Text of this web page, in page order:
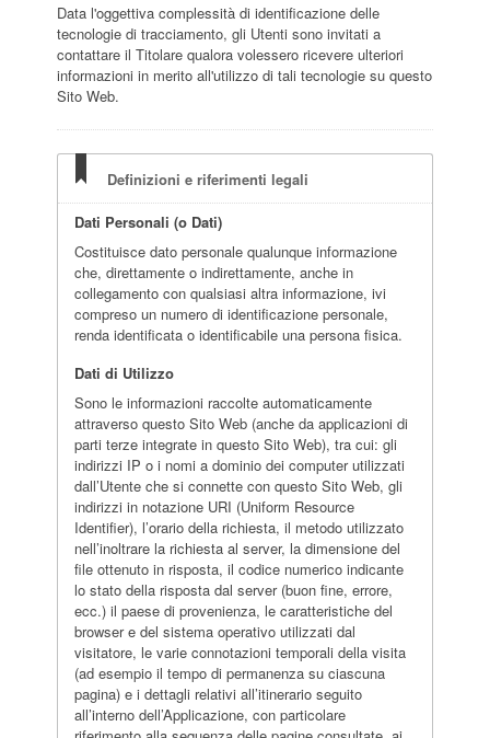
Data l'oggettiva complessità di identificazione delle
tecnologie di tracciamento, gli Utenti sono invitati a
contattare il Titolare qualora volessero ricevere ulteriori
informazioni in merito all'utilizzo di tali tecnologie su questo
Sito Web.
Definizioni e riferimenti legali
Dati Personali (o Dati)
Costituisce dato personale qualunque informazione
che, direttamente o indirettamente, anche in
collegamento con qualsiasi altra informazione, ivi
compreso un numero di identificazione personale,
renda identificata o identificabile una persona fisica.
Dati di Utilizzo
Sono le informazioni raccolte automaticamente
attraverso questo Sito Web (anche da applicazioni di
parti terze integrate in questo Sito Web), tra cui: gli
indirizzi IP o i nomi a dominio dei computer utilizzati
dall’Utente che si connette con questo Sito Web, gli
indirizzi in notazione URI (Uniform Resource
Identifier), l’orario della richiesta, il metodo utilizzato
nell’inoltrare la richiesta al server, la dimensione del
file ottenuto in risposta, il codice numerico indicante
lo stato della risposta dal server (buon fine, errore,
ecc.) il paese di provenienza, le caratteristiche del
browser e del sistema operativo utilizzati dal
visitatore, le varie connotazioni temporali della visita
(ad esempio il tempo di permanenza su ciascuna
pagina) e i dettagli relativi all’itinerario seguito
all’interno dell’Applicazione, con particolare